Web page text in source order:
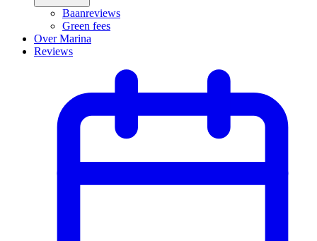
Baanreviews
Green fees
Over Marina
Reviews